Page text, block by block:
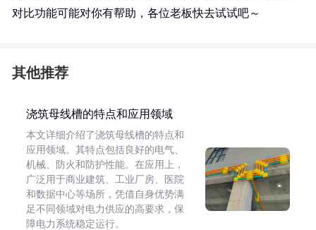
对比功能可能对你有帮助，各位老板快去试试吧～
其他推荐
浇筑母线槽的特点和应用领域
本文详细介绍了浇筑母线槽的特点和
应用领域。其特点包括良好的电气、
机械、防火和防护性能。在应用上，
广泛用于商业建筑、工业厂房、医院
和数据中心等场所，凭借自身优势满
足不同领域对电力供应的高要求，保
障电力系统稳定运行。